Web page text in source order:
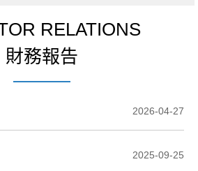
RELATIONS
財務報告
2026-04-27
2025-09-25